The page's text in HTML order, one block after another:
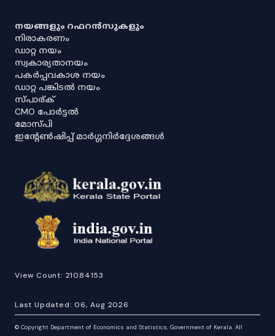
നയങ്ങളും റഫറൻസുകളും
നിരാകരണം
ഡാറ്റ നയം
സ്വകാര്യതാനയം
പകർപ്പവകാശ നയം
ഡാറ്റ പങ്കിടൽ നയം
സ്പാര്ക്
CMO പോർട്ടൽ
മോസ്പി
ഇൻ്റേൺഷിപ്പ് മാർഗ്ഗനിർദ്ദേശങ്ങൾ
View Count: 21084153
Last Updated:06, Aug 2026
© Copyright Department of Economics and Statistics, Government of Kerala. All